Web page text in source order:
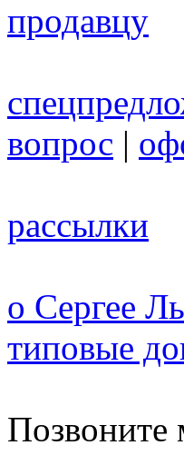
продавцу
вопрос |
рассылки
о Сергее
типовые
Позвоните